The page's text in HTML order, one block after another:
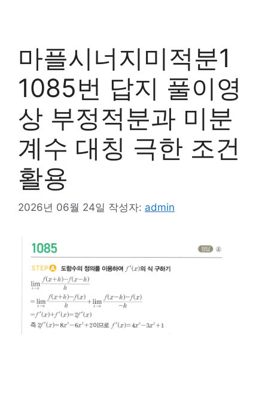
마플시너지미적분1
1085번 답지 풀이영
상 부정적분과 미분
계수 대칭 극한 조건
활용
2026년 06월 24일 작성자: admin